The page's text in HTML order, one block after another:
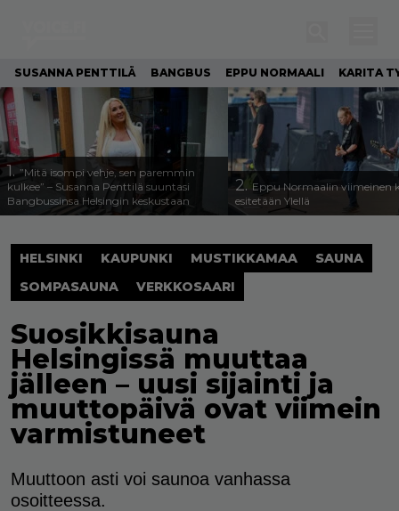
SUSANNA PENTTILÄ BANGBUS EPPU NORMAALI KARITA
1.”Mitä isompi vehje, sen paremmin
kulkee” – Susanna Penttilä suuntasi
Bangbussinsa Helsingin keskustaan
2. Eppu Normaalin viimeinen
esitetään Ylellä
HELSINKI KAUPUNKI MUSTIKKAMAA
SAUNA
SOMPASAUNA
VERKKOSAARI
Suosikkisauna
Helsingissä muuttaa
jälleen – uusi sijainti ja
muuttopäivä ovat viimein
varmistuneet
Muuttoon asti voi saunoa vanhassa
osoitteessa.